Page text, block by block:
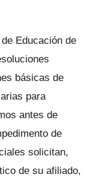
Educación de
básicas de
para
antes de
de
solicitan,
de su afiliado,